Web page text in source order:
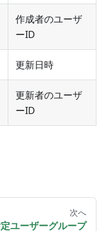
作成者のユーザ
ーID
更新日時
更新者のユーザ
ーID
次へ
ユーザーグループ